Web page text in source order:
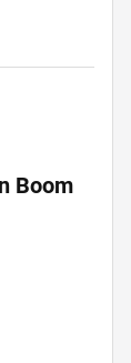
Boom